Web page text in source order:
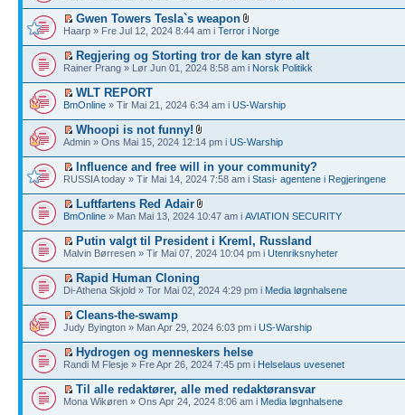
Gwen Towers Tesla`s weapon
Haarp » Fre Jul 12, 2024 8:44 am i Terror i Norge
Regjering og Storting tror de kan styre alt
Rainer Prang » Lør Jun 01, 2024 8:58 am i Norsk Politikk
WLT REPORT
BmOnline » Tir Mai 21, 2024 6:34 am i US-Warship
Whoopi is not funny!
Admin » Ons Mai 15, 2024 12:14 pm i US-Warship
Influence and free will in your community?
RUSSIA today » Tir Mai 14, 2024 7:58 am i Stasi- agentene i Regjeringene
Luftfartens Red Adair
BmOnline » Man Mai 13, 2024 10:47 am i AVIATION SECURITY
Putin valgt til President i Kreml, Russland
Malvin Børresen » Tir Mai 07, 2024 10:04 pm i Utenriksnyheter
Rapid Human Cloning
Di-Athena Skjold » Tor Mai 02, 2024 4:29 pm i Media løgnhalsene
Cleans-the-swamp
Judy Byington » Man Apr 29, 2024 6:03 pm i US-Warship
Hydrogen og menneskers helse
Randi M Flesje » Fre Apr 26, 2024 7:45 pm i Helselaus uvesenet
Til alle redaktører, alle med redaktøransvar
Mona Wikøren » Ons Apr 24, 2024 8:06 am i Media løgnhalsene